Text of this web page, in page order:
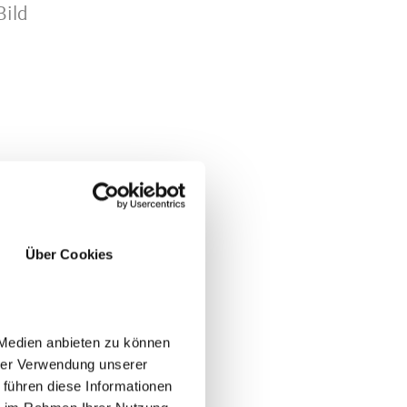
Über Cookies
anbieten zu können
Verwendung unserer
diese Informationen